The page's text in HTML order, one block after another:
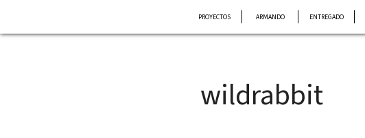
PROYECTOS ARMANDO ENTREGADO
contenido
wildrabbit